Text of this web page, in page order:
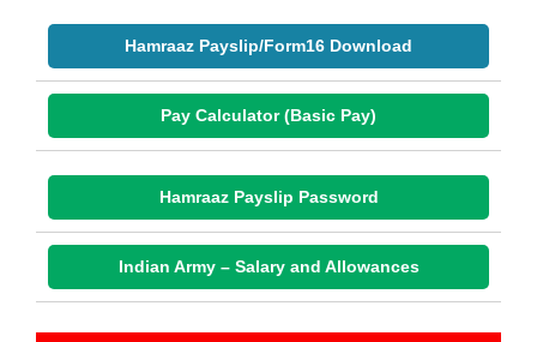
Hamraaz Payslip/Form16 Download
Pay Calculator (Basic Pay)
Hamraaz Payslip Password
Indian Army – Salary and Allowances